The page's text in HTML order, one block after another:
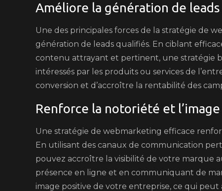
Améliore la génération de
Une des principales forces de la stratégie de
génération de leads qualifiés. En ciblant
contenu attrayant et pertinent, une stratégie
intéressés par les produits ou services de
conversion et d’accroître la rentabilité des
Renforce la notoriété et
Une stratégie de webmarketing efficace
En utilisant des canaux de communication
pouvez accroître la visibilité de votre marque
présence en ligne et en communiquant de
image positive de votre entreprise, ce qui